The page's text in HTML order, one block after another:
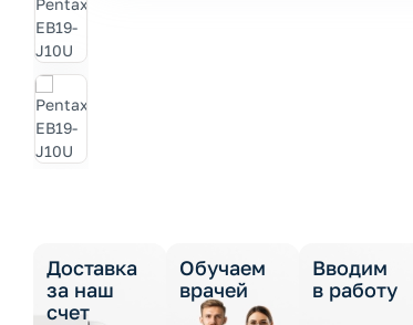
Доставка
за наш
счет
Обучаем
врачей
Вводим
в работу